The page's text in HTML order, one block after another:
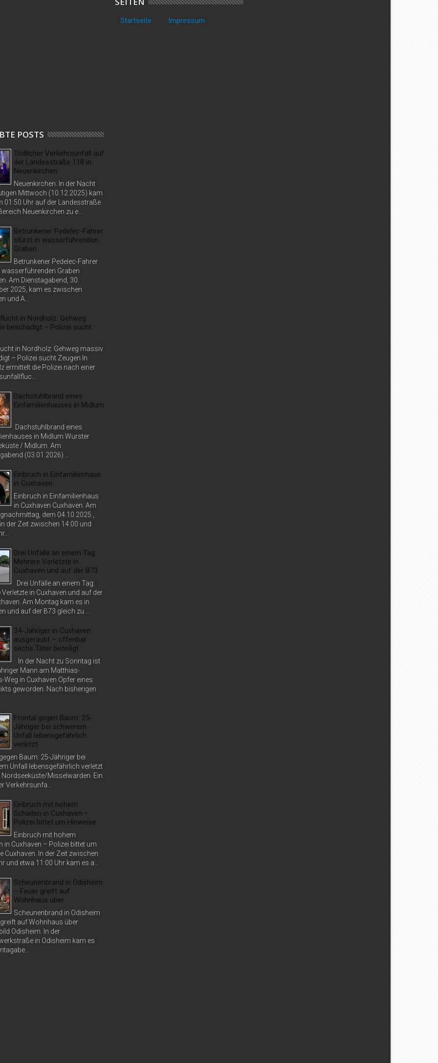
POSTS
Tödlicher Verkehrsunfall auf
der Landesstraße 118 in
Neuenkirchen
Neuenkirchen. In der Nacht
Mittwoch (10.12.2025) kam
01:50 Uhr auf der Landesstraße
Neuenkirchen zu e...
Betrunkener Pedelec-Fahrer
stürzt in wasserführenden
Graben
Betrunkener Pedelec-Fahrer
wasserführenden Graben
Am Dienstagabend, 30.
2025, kam es zwischen
und A...
in Nordholz: Gehweg
beschädigt – Polizei sucht
in Nordholz: Gehweg massiv
– Polizei sucht Zeugen In
ermittelt die Polizei nach einer
Dachstuhlbrand eines
Einfamilienhauses in Midlum
Dachstuhlbrand eines
in Midlum Wurster
/ Midlum. Am
(03.01.2026) ...
Einbruch in Einfamilienhaus
in Cuxhaven
Einbruch in Einfamilienhaus
in Cuxhaven Cuxhaven. Am
dem 04.10.2025 ,
der Zeit zwischen 14:00 und
Drei Unfälle an einem Tag:
Mehrere Verletzte in
Cuxhaven und auf der B73
Drei Unfälle an einem Tag:
Verletzte in Cuxhaven und auf der
Am Montag kam es in
und auf der B73 gleich zu ...
34-Jähriger in Cuxhaven
ausgeraubt – offenbar
sechs Täter beteiligt
In der Nacht zu Sonntag ist
Mann am Matthias-
Weg in Cuxhaven Opfer eines
geworden. Nach bisherigen
Frontal gegen Baum: 25-
Jähriger bei schwerem
Unfall lebensgefährlich
verletzt
Baum: 25-Jähriger bei
Unfall lebensgefährlich verletzt
Misselwarden. Ein
Verkehrsunfa...
Einbruch mit hohem
Schaden in Cuxhaven –
Polizei bittet um Hinweise
Einbruch mit hohem
in Cuxhaven – Polizei bittet um
Cuxhaven. In der Zeit zwischen
und etwa 11:00 Uhr kam es a...
Scheunenbrand in Odisheim
– Feuer greift auf
Wohnhaus über
Scheunenbrand in Odisheim
auf Wohnhaus über
Odisheim. In der
in Odisheim kam es
Startseite Impressum